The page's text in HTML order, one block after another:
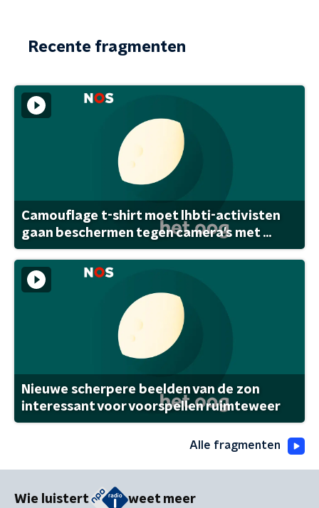
Recente fragmenten
Camouflage t-shirt moet lhbti-activisten
gaan beschermen tegen camera's met ...
Nieuwe scherpere beelden van de zon
interessant voor voorspellen ruimteweer
Alle fragmenten
Wie luistert weet meer